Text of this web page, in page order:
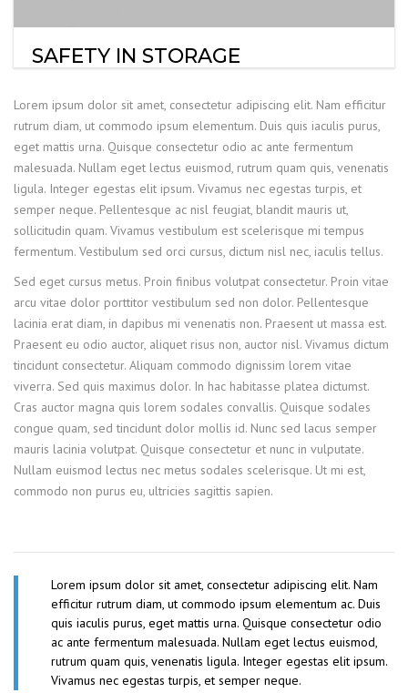
SAFETY IN STORAGE
Lorem ipsum dolor sit amet, consectetur adipiscing elit. Nam efficitur
rutrum diam, ut commodo ipsum elementum. Duis quis iaculis purus,
eget mattis urna. Quisque consectetur odio ac ante fermentum
malesuada. Nullam eget lectus euismod, rutrum quam quis, venenatis
ligula. Integer egestas elit ipsum. Vivamus nec egestas turpis, et
semper neque. Pellentesque ac nisl feugiat, blandit mauris ut,
sollicitudin quam. Vivamus vestibulum est scelerisque mi tempus
fermentum. Vestibulum sed orci cursus, dictum nisl nec, iaculis tellus.
Sed eget cursus metus. Proin finibus volutpat consectetur. Proin vitae
arcu vitae dolor porttitor vestibulum sed non dolor. Pellentesque
lacinia erat diam, in dapibus mi venenatis non. Praesent ut massa est.
Praesent eu odio auctor, aliquet risus non, auctor nisl. Vivamus dictum
tincidunt consectetur. Aliquam commodo dignissim lorem vitae
viverra. Sed quis maximus dolor. In hac habitasse platea dictumst.
Cras auctor magna quis lorem sodales convallis. Quisque sodales
congue quam, sed tincidunt dolor mollis id. Nunc sed lacus semper
mauris lacinia volutpat. Quisque consectetur et nunc in vulputate.
Nullam euismod lectus nec metus sodales scelerisque. Ut mi est,
commodo non purus eu, ultricies sagittis sapien.
Lorem ipsum dolor sit amet, consectetur adipiscing elit. Nam
efficitur rutrum diam, ut commodo ipsum elementum ac. Duis
quis iaculis purus, eget mattis urna. Quisque consectetur odio
ac ante fermentum malesuada. Nullam eget lectus euismod,
rutrum quam quis, venenatis ligula. Integer egestas elit ipsum.
Vivamus nec egestas turpis, et semper neque.